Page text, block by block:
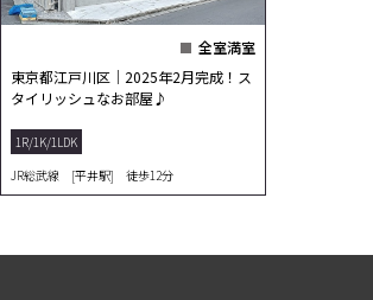
全室満室
東京都江戸川区｜2025年2月完成！ス
タイリッシュなお部屋♪
1R/1K/1LDK
JR総武線 [平井駅] 徒歩12分